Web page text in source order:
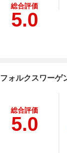
総合評価
5.0
フォルクスワーゲ
総合評価
5.0